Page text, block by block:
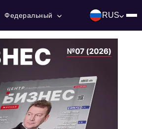
Федеральный RUS